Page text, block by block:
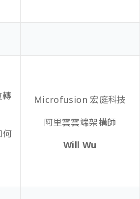
轉
何
Microfusion 宏庭科技
阿里雲雲端架構師
Will Wu